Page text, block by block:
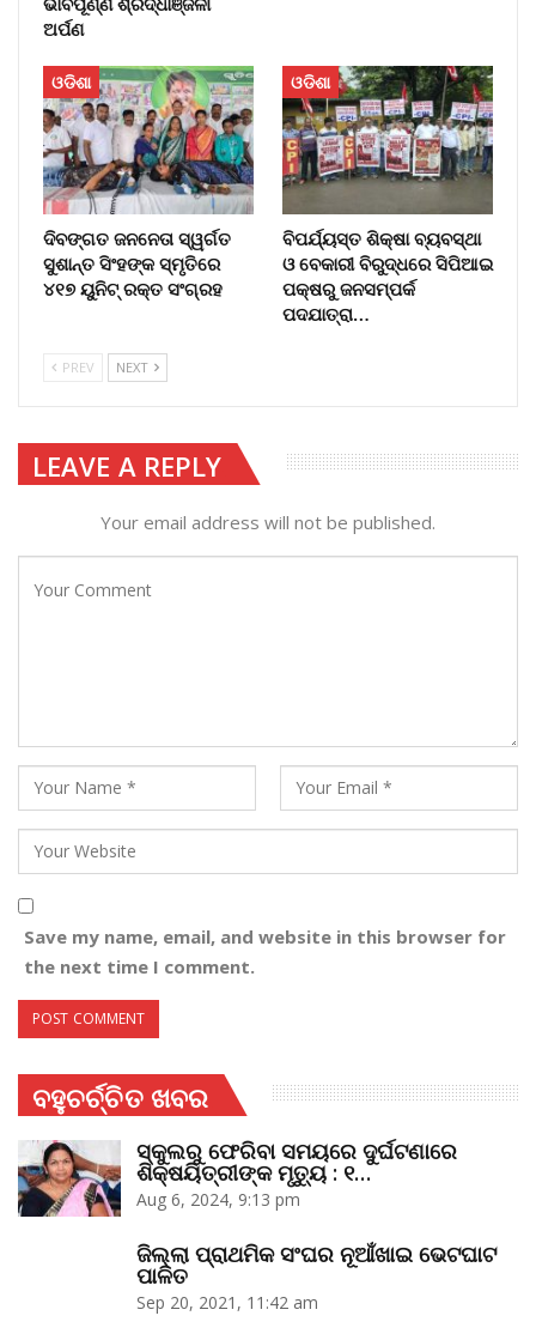
ଅର୍ପଣ
ଓଡିଶା
ଦିବଙ୍ଗତ ଜନନେତା ସ୍ୱର୍ଗତ
ସୁଶାନ୍ତ ସିଂହଙ୍କ ସ୍ମୃତିରେ
୪୧୭ ୟୁନିଟ୍ ରକ୍ତ ସଂଗ୍ରହ
ଓଡିଶା
ବିପର୍ଯ୍ୟସ୍ତ ଶିକ୍ଷା ବ୍ୟବସ୍ଥା
ଓ ବେକାରୀ ବିରୁଦ୍ଧରେ ସିପିଆଇ
ପକ୍ଷରୁ ଜନସମ୍ପର୍କ
ପଦଯାତ୍ରା…
PREV NEXT
LEAVE A REPLY
Your email address will not be published.
Save my name, email, and website in this browser for
the next time I comment.
ବହୁଚର୍ଚ୍ଚିତ ଖବର
ସ୍କୁଲରୁ ଫେରିବା ସମୟରେ ଦୁର୍ଘଟଣାରେ
ଶିକ୍ଷୟିତ୍ରୀଙ୍କ ମୃତ୍ୟୁ : ୧…
Aug 6, 2024, 9:13 pm
ଜିଲ୍ଲା ପ୍ରାଥମିକ ସଂଘର ନୂଆଁଖାଇ ଭେଟଘାଟ
ପାଳିତ
Sep 20, 2021, 11:42 am